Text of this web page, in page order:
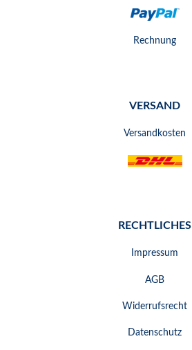
Rechnung
VERSAND
Versandkosten
RECHTLICHES
Impressum
AGB
Widerrufsrecht
Datenschutz